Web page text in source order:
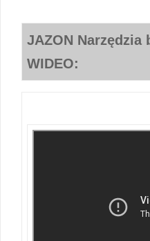
JAZON Narzędzia
WIDEO: